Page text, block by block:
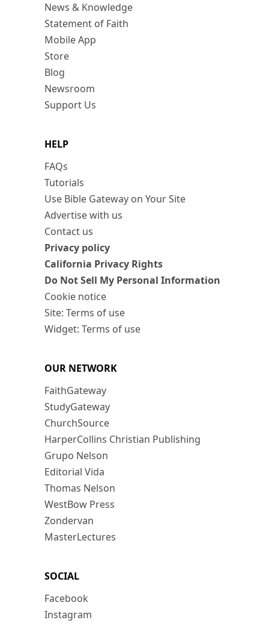
News & Knowledge
Statement of Faith
Mobile App
Store
Blog
Newsroom
Support Us
HELP
FAQs
Tutorials
Use Bible Gateway on Your Site
Advertise with us
Contact us
Privacy policy
California Privacy Rights
Do Not Sell My Personal Information
Cookie notice
Site: Terms of use
Widget: Terms of use
OUR NETWORK
FaithGateway
StudyGateway
ChurchSource
HarperCollins Christian Publishing
Grupo Nelson
Editorial Vida
Thomas Nelson
WestBow Press
Zondervan
MasterLectures
SOCIAL
Facebook
Instagram